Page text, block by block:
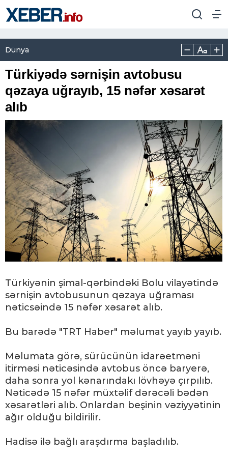
Dünya
Türkiyədə sərnişin avtobusu
qəzaya uğrayıb, 15 nəfər xəsarət
alıb
Türkiyənin şimal-qərbindəki Bolu vilayətində
sərnişin avtobusunun qəzaya uğraması
nəticsəində 15 nəfər xəsarət alıb.
Bu barədə "TRT Haber" məlumat yayıb yayıb.
Məlumata görə, sürücünün idarəetməni
itirməsi nəticəsində avtobus öncə baryerə,
daha sonra yol kənarındakı lövhəyə çırpılıb.
Nəticədə 15 nəfər müxtəlif dərəcəli bədən
xəsarətləri alıb. Onlardan beşinin vəziyyətinin
ağır olduğu bildirilir.
Hadisə ilə bağlı araşdırma başladılıb.